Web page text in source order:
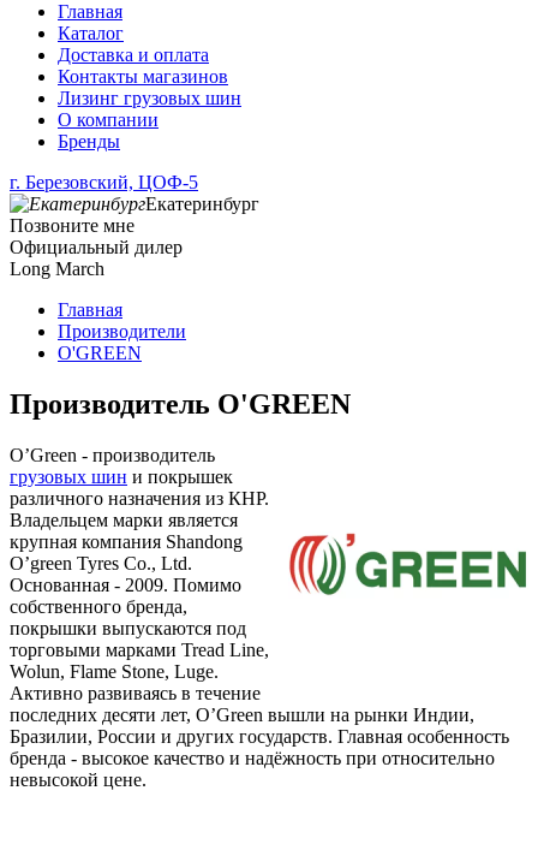
Главная
Каталог
Доставка и оплата
Контакты магазинов
Лизинг грузовых шин
О компании
Бренды
г. Березовский, ЦОФ-5
Екатеринбург
Позвоните мне
Официальный дилер
Long March
Главная
Производители
O'GREEN
Производитель O'GREEN
O’Green - производитель
грузовых шин и покрышек
различного назначения из КНР.
Владельцем марки является
крупная компания Shandong
O’green Tyres Co., Ltd.
Основанная - 2009. Помимо
собственного бренда,
покрышки выпускаются под
торговыми марками Tread Line,
Wolun, Flame Stone, Luge.
Активно развиваясь в течение
последних десяти лет, O’Green вышли на рынки Индии,
Бразилии, России и других государств. Главная особенность
бренда - высокое качество и надёжность при относительно
невысокой цене.